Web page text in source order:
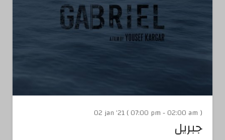
02 jan '21 ( 07:00 pm - 02:00 am )
جبريل